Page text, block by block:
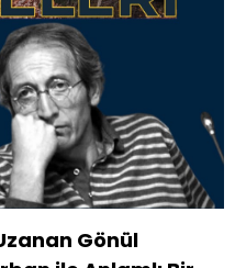
Gönül